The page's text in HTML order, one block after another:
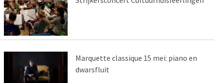
Marquette classique 15 mei: piano en
dwarsfluit